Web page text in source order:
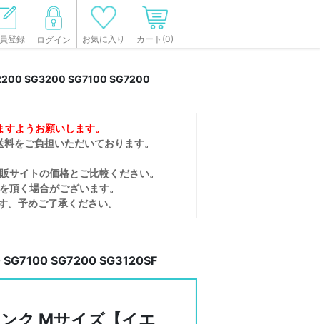
登録 ログイン お気に入り カート(0)
SG3200 SG7100 SG7200
ようお願いします。
をご負担いただいております。
イトの価格とご比較ください。
く場合がございます。
予めご了承ください。
SG7200 SG3120SF
ク Mサイズ【イエ